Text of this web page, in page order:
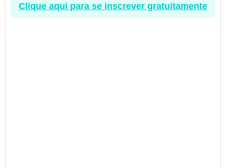
Clique aqui para se inscrever gratuitamente